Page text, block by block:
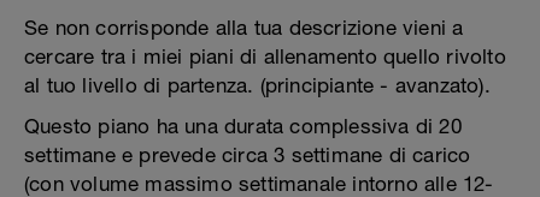
Se non corrisponde alla tua descrizione vieni a
cercare tra i miei piani di allenamento quello rivolto
al tuo livello di partenza. (principiante - avanzato).
Questo piano ha una durata complessiva di 20
settimane e prevede circa 3 settimane di carico
(con volume massimo settimanale intorno alle 12-